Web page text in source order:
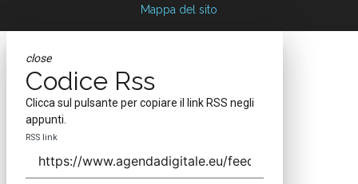
Mappa del sito
close
Codice Rss
Clicca sul pulsante per copiare il link RSS negli
appunti.
RSS link